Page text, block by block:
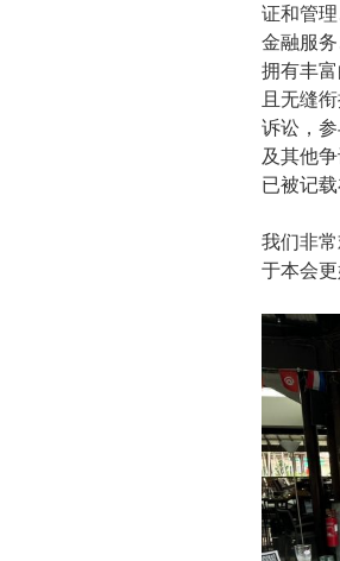
证和管
金融服
拥有丰
且无缝
诉讼，
及其他
已被记
我们非
于本会更